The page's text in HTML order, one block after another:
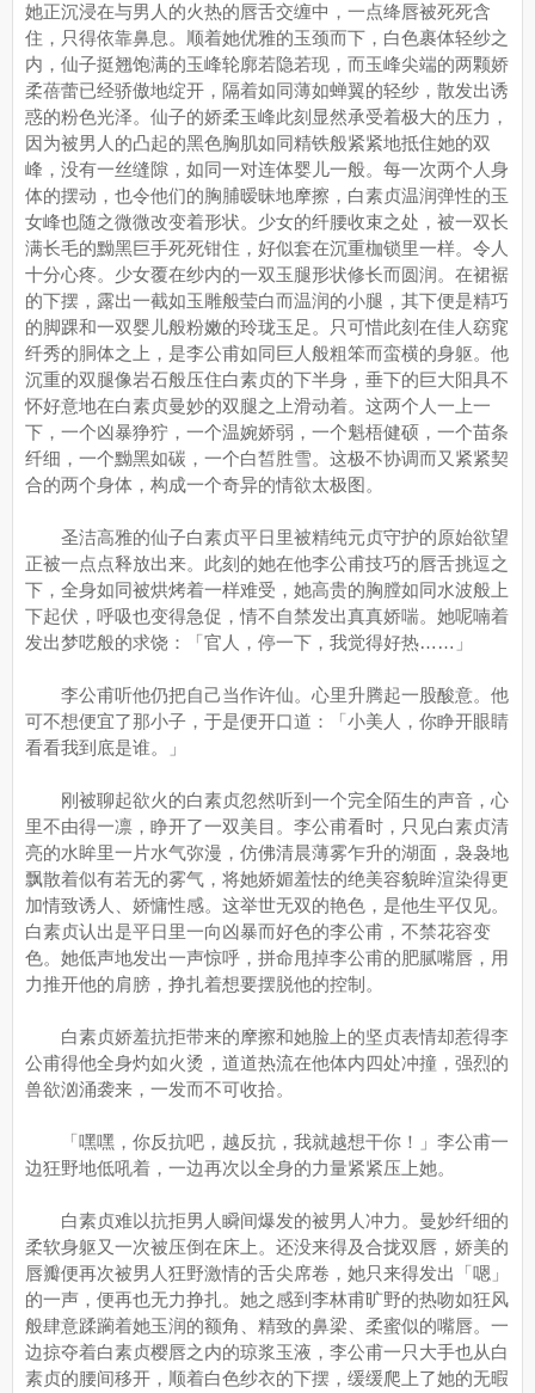
她正沉浸在与男人的火热的唇舌交缠中，一点绛唇被死死含
住，只得依靠鼻息。顺着她优雅的玉颈而下，白色裹体轻纱之
内，仙子挺翘饱满的玉峰轮廓若隐若现，而玉峰尖端的两颗娇
柔蓓蕾已经骄傲地绽开，隔着如同薄如蝉翼的轻纱，散发出诱
惑的粉色光泽。仙子的娇柔玉峰此刻显然承受着极大的压力，
因为被男人的凸起的黑色胸肌如同精铁般紧紧地抵住她的双
峰，没有一丝缝隙，如同一对连体婴儿一般。每一次两个人身
体的摆动，也令他们的胸脯暧昧地摩擦，白素贞温润弹性的玉
女峰也随之微微改变着形状。少女的纤腰收束之处，被一双长
满长毛的黝黑巨手死死钳住，好似套在沉重枷锁里一样。令人
十分心疼。少女覆在纱内的一双玉腿形状修长而圆润。在裙裾
的下摆，露出一截如玉雕般莹白而温润的小腿，其下便是精巧
的脚踝和一双婴儿般粉嫩的玲珑玉足。只可惜此刻在佳人窈窕
纤秀的胴体之上，是李公甫如同巨人般粗笨而蛮横的身躯。他
沉重的双腿像岩石般压住白素贞的下半身，垂下的巨大阳具不
怀好意地在白素贞曼妙的双腿之上滑动着。这两个人一上一
下，一个凶暴狰狞，一个温婉娇弱，一个魁梧健硕，一个苗条
纤细，一个黝黑如碳，一个白皙胜雪。这极不协调而又紧紧契
合的两个身体，构成一个奇异的情欲太极图。
圣洁高雅的仙子白素贞平日里被精纯元贞守护的原始欲望
正被一点点释放出来。此刻的她在他李公甫技巧的唇舌挑逗之
下，全身如同被烘烤着一样难受，她高贵的胸膛如同水波般上
下起伏，呼吸也变得急促，情不自禁发出真真娇喘。她呢喃着
发出梦呓般的求饶：「官人，停一下，我觉得好热……」
李公甫听他仍把自己当作许仙。心里升腾起一股酸意。他
可不想便宜了那小子，于是便开口道：「小美人，你睁开眼睛
看看我到底是谁。」
刚被聊起欲火的白素贞忽然听到一个完全陌生的声音，心
里不由得一凛，睁开了一双美目。李公甫看时，只见白素贞清
亮的水眸里一片水气弥漫，仿佛清晨薄雾乍升的湖面，袅袅地
飘散着似有若无的雾气，将她娇媚羞怯的绝美容貌眸渲染得更
加情致诱人、娇慵性感。这举世无双的艳色，是他生平仅见。
白素贞认出是平日里一向凶暴而好色的李公甫，不禁花容变
色。她低声地发出一声惊呼，拼命甩掉李公甫的肥腻嘴唇，用
力推开他的肩膀，挣扎着想要摆脱他的控制。
白素贞娇羞抗拒带来的摩擦和她脸上的坚贞表情却惹得李
公甫得他全身灼如火烫，道道热流在他体内四处冲撞，强烈的
兽欲汹涌袭来，一发而不可收拾。
「嘿嘿，你反抗吧，越反抗，我就越想干你！」李公甫一
边狂野地低吼着，一边再次以全身的力量紧紧压上她。
白素贞难以抗拒男人瞬间爆发的被男人冲力。曼妙纤细的
柔软身躯又一次被压倒在床上。还没来得及合拢双唇，娇美的
唇瓣便再次被男人狂野激情的舌尖席卷，她只来得发出「嗯」
的一声，便再也无力挣扎。她之感到李林甫旷野的热吻如狂风
般肆意蹂躏着她玉润的额角、精致的鼻梁、柔蜜似的嘴唇。一
边掠夺着白素贞樱唇之内的琼浆玉液，李公甫一只大手也从白
素贞的腰间移开，顺着白色纱衣的下摆，缓缓爬上了她的无暇